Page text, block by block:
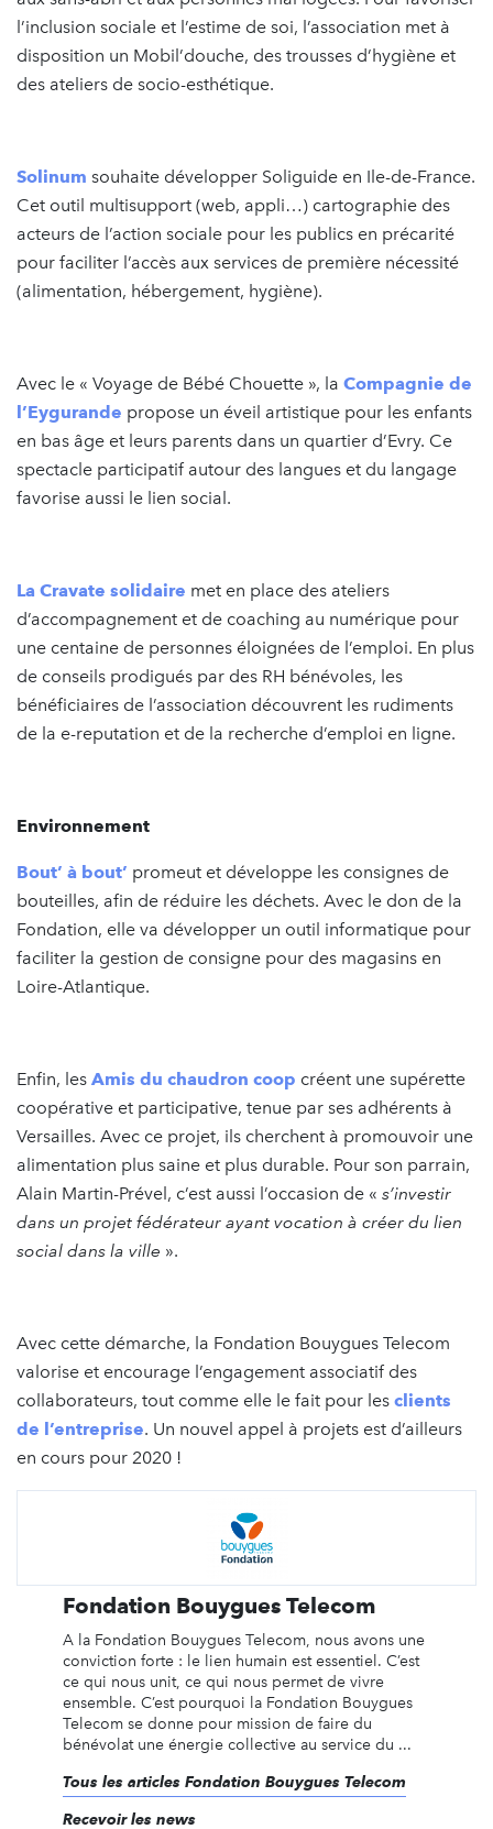
l’inclusion sociale et l’estime de soi, l’association met à
disposition un Mobil’douche, des trousses d’hygiène et
des ateliers de socio-esthétique.
Solinum souhaite développer Soliguide en Ile-de-France.
Cet outil multisupport (web, appli…) cartographie des
acteurs de l’action sociale pour les publics en précarité
pour faciliter l’accès aux services de première nécessité
(alimentation, hébergement, hygiène).
Avec le « Voyage de Bébé Chouette », la Compagnie de
l’Eygurande propose un éveil artistique pour les enfants
en bas âge et leurs parents dans un quartier d’Evry. Ce
spectacle participatif autour des langues et du langage
favorise aussi le lien social.
La Cravate solidaire met en place des ateliers
d’accompagnement et de coaching au numérique pour
une centaine de personnes éloignées de l’emploi. En plus
de conseils prodigués par des RH bénévoles, les
bénéficiaires de l’association découvrent les rudiments
de la e-reputation et de la recherche d’emploi en ligne.
Environnement
Bout’ à bout’ promeut et développe les consignes de
bouteilles, afin de réduire les déchets. Avec le don de la
Fondation, elle va développer un outil informatique pour
faciliter la gestion de consigne pour des magasins en
Loire-Atlantique.
Enfin, les Amis du chaudron coop créent une supérette
coopérative et participative, tenue par ses adhérents à
Versailles. Avec ce projet, ils cherchent à promouvoir une
alimentation plus saine et plus durable. Pour son parrain,
Alain Martin-Prével, c’est aussi l’occasion de « s’investir
dans un projet fédérateur ayant vocation à créer du lien
social dans la ville ».
Avec cette démarche, la Fondation Bouygues Telecom
valorise et encourage l’engagement associatif des
collaborateurs, tout comme elle le fait pour les clients
de l’entreprise. Un nouvel appel à projets est d’ailleurs
en cours pour 2020 !
Fondation Bouygues Telecom
A la Fondation Bouygues Telecom, nous avons une
conviction forte : le lien humain est essentiel. C’est
ce qui nous unit, ce qui nous permet de vivre
ensemble. C’est pourquoi la Fondation Bouygues
Telecom se donne pour mission de faire du
bénévolat une énergie collective au service du ...
Tous les articles Fondation Bouygues Telecom
Recevoir les news